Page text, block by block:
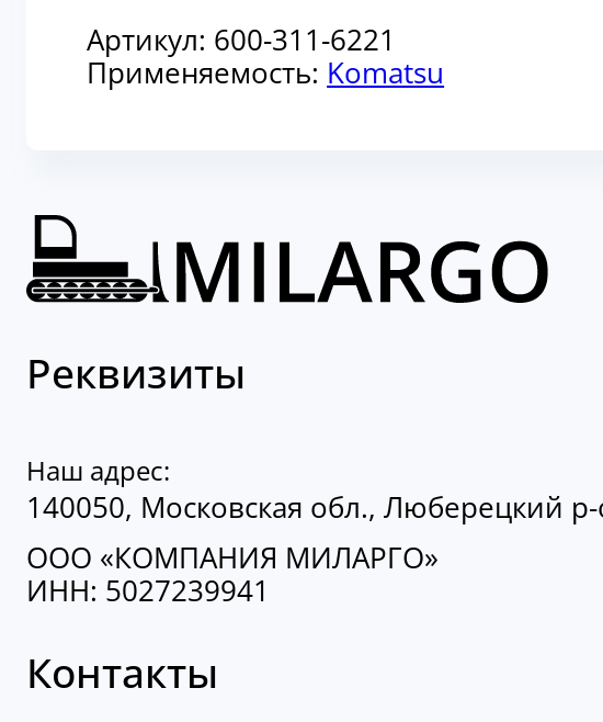
Артикул: 600-311-6221
Применяемость: Komatsu
Реквизиты
Наш адрес:
140050, Московская обл., Люберецкий
ООО «КОМПАНИЯ МИЛАРГО»
ИНН: 5027239941
Контакты